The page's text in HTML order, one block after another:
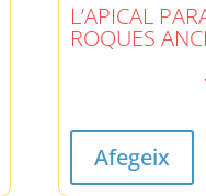
L’APICAL
ROQUES
Afegeix